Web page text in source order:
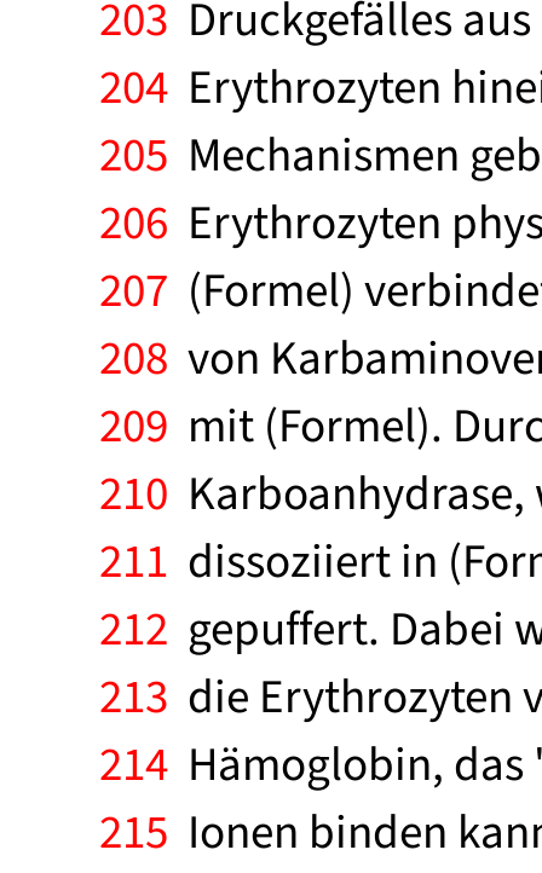
203 Druckgefälles
204 Erythrozyten
205 Mechanismen
206 Erythrozyten
207 (Formel)
208 von
209 mit (Formel).
210
211 dissoziiert in
212 gepuffert. Dabei
213 die Erythrozyten
214 Hämoglobin,
215 Ionen binden